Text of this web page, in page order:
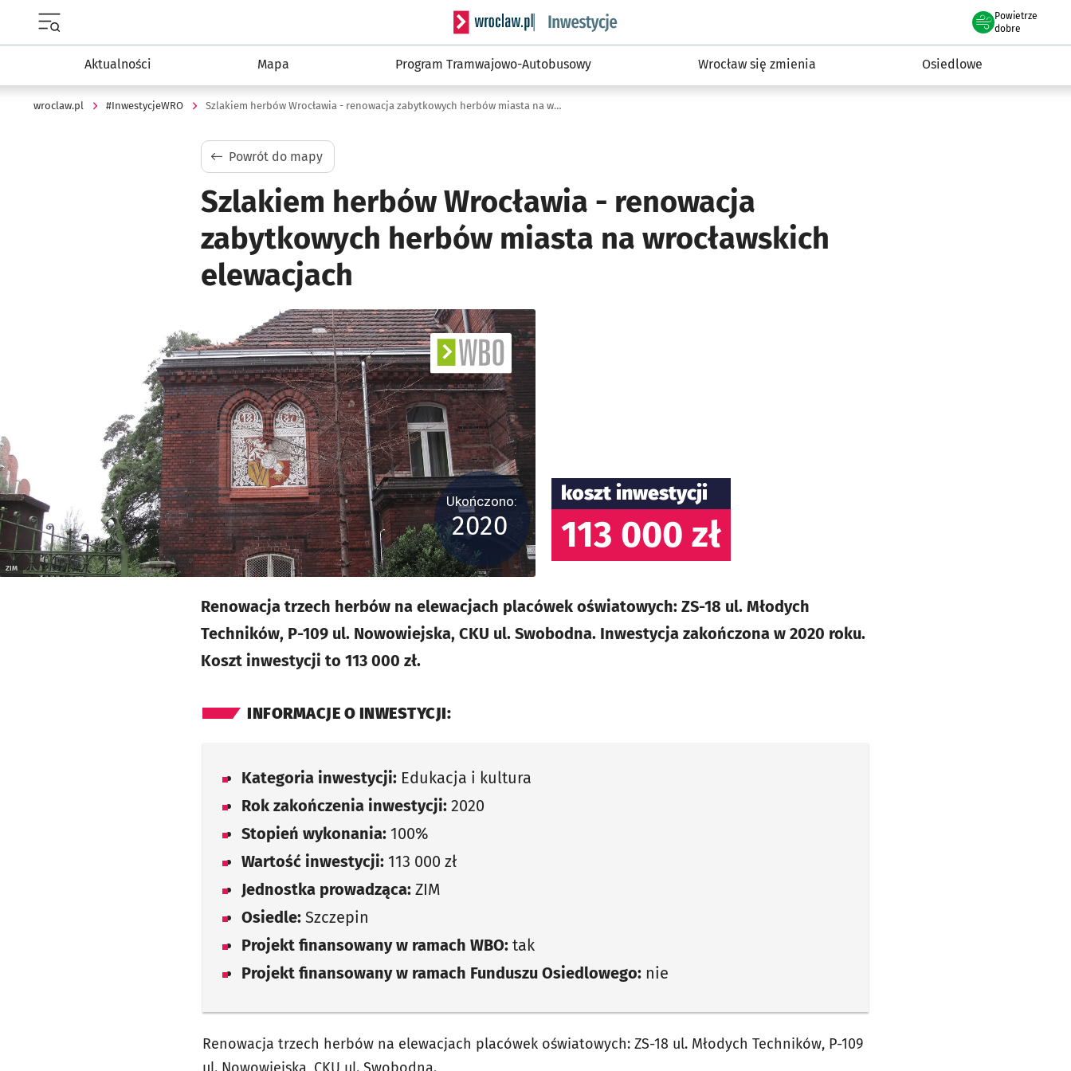
Serwis informacyjny wroclaw.pl podserwis: #InwestycjeWRO - miejskie inwestycje 2019-2032
Powietrze
we Wrocławiu
dobre
Aktualności Mapa Program Tramwajowo-Autobusowy Wrocław się zmienia Osiedlowe
wroclaw.pl #InwestycjeWRO Szlakiem herbów Wrocławia - renowacja zabytkowych herbów miasta na wrocławskich elewacjach
Powrót do mapy
Szlakiem herbów Wrocławia - renowacja
zabytkowych herbów miasta na wrocławskich
elewacjach
ZIM
Ukończono:
2020
koszt inwestycji
113 000 zł
Renowacja trzech herbów na elewacjach placówek oświatowych: ZS-18 ul. Młodych
Techników, P-109 ul. Nowowiejska, CKU ul. Swobodna. Inwestycja zakończona w 2020 roku.
Koszt inwestycji to 113 000 zł.
INFORMACJE O INWESTYCJI:
Kategoria inwestycji: Edukacja i kultura
Rok zakończenia inwestycji: 2020
Stopień wykonania: 100%
Wartość inwestycji: 113 000 zł
Jednostka prowadząca: ZIM
Osiedle: Szczepin
Projekt finansowany w ramach WBO: tak
Projekt finansowany w ramach Funduszu Osiedlowego: nie
Renowacja trzech herbów na elewacjach placówek oświatowych: ZS-18 ul. Młodych Techników, P-109